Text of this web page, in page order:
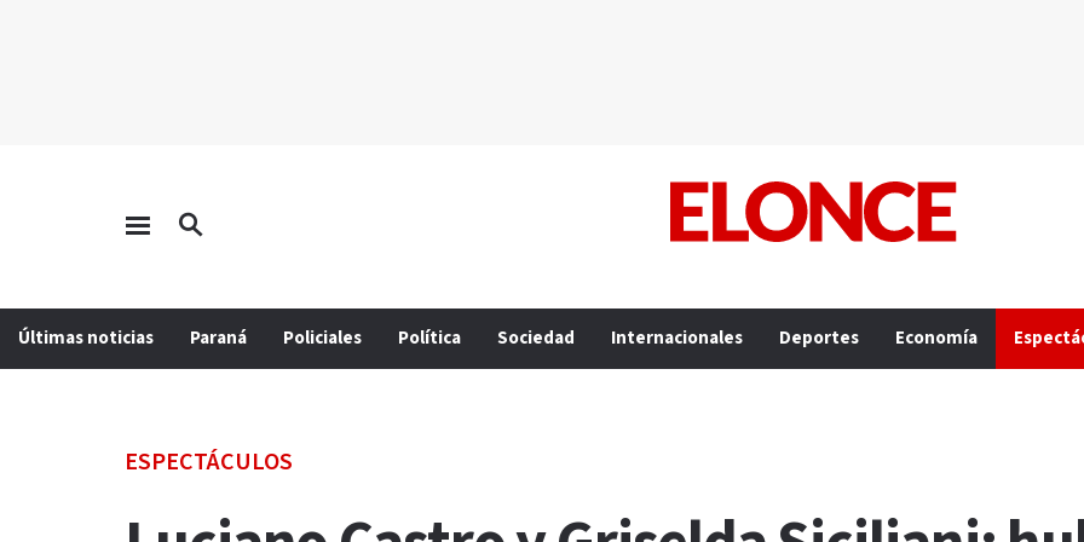
Últimas noticias Paraná Policiales Política Sociedad Internacionales Deportes Economía
ESPECTÁCULOS